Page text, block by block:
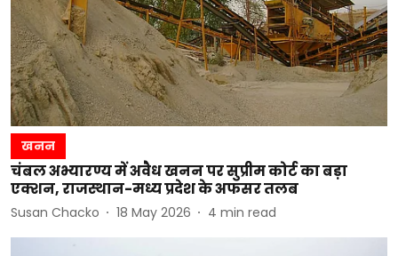
खनन
चंबल अभ्यारण्य में अवैध खनन पर सुप्रीम कोर्ट का बड़ा
एक्शन, राजस्थान-मध्य प्रदेश के अफसर तलब
Susan Chacko 18 May 2026 4 min read